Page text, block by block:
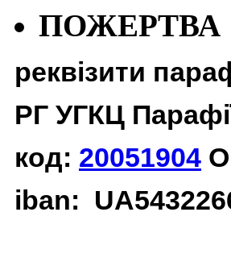
ПОЖЕРТВА
реквізити
РГ УГКЦ
код: 20051904
iban: